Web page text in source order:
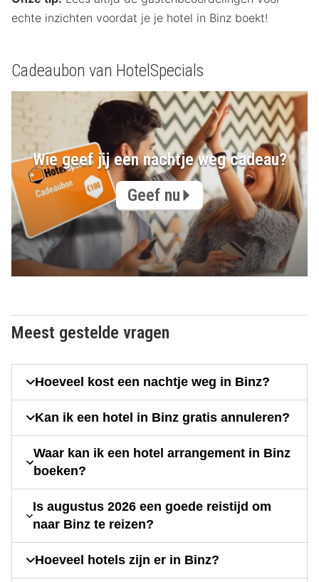
echte inzichten voordat je je hotel in Binz boekt!
Cadeaubon van HotelSpecials
Wie geef jij een nachtje weg cadeau?
Geef nu
Meest gestelde vragen
Hoeveel kost een nachtje weg in Binz?
Kan ik een hotel in Binz gratis annuleren?
Waar kan ik een hotel arrangement in Binz
boeken?
Is augustus 2026 een goede reistijd om
naar Binz te reizen?
Hoeveel hotels zijn er in Binz?